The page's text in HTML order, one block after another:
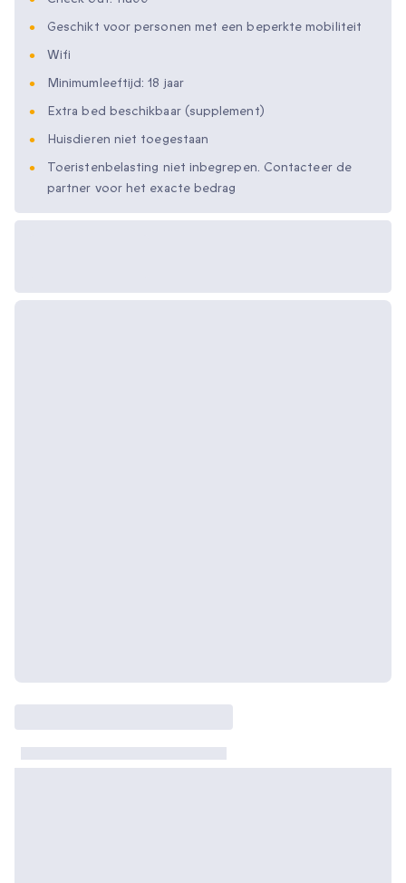
Geschikt voor personen met een beperkte mobiliteit
Wifi
Minimumleeftijd: 18 jaar
Extra bed beschikbaar (supplement)
Huisdieren niet toegestaan
Toeristenbelasting niet inbegrepen. Contacteer de
partner voor het exacte bedrag